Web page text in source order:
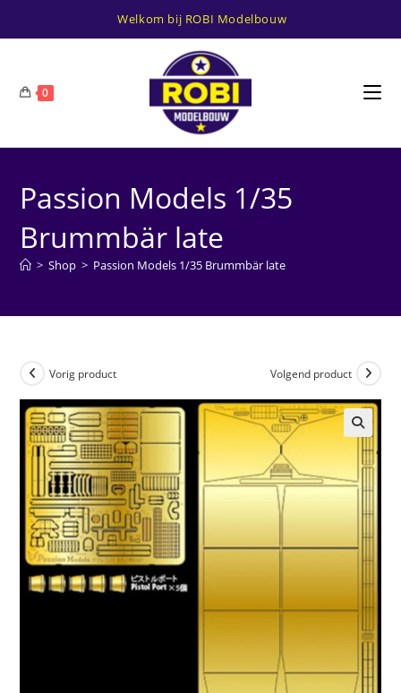
Welkom bij ROBI Modelbouw
0
Passion Models 1/35
Brummbär late
> Shop > Passion Models 1/35 Brummbär late
Vorig product Volgend product